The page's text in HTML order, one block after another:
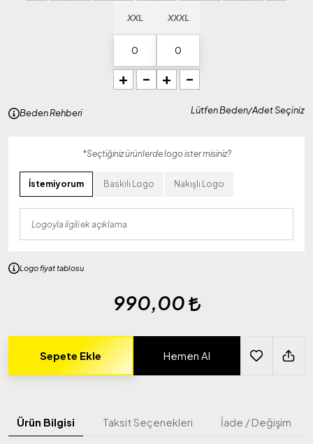
XXL
+ -
XXXL
+ -
Beden Rehberi Lütfen Beden/Adet Seçiniz
*Seçtiğiniz ürünlerde logo ister misiniz?
İstemiyorum Baskılı Logo Nakışlı Logo
Logo fiyat tablosu
990,00
Sepete Ekle Hemen Al
Ürün Bilgisi Taksit Seçenekleri İade / Değişim